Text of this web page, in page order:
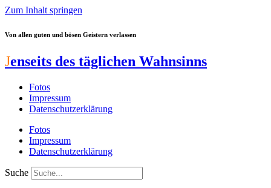
Zum Inhalt springen
Von allen guten und bösen Geistern verlassen
Jenseits des täglichen Wahnsinns
Fotos
Impressum
Datenschutzerklärung
Fotos
Impressum
Datenschutzerklärung
Suche